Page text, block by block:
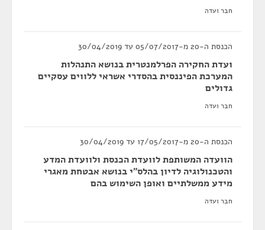
חבר ועדה
הכנסת ה-20 מ-05/07/2017 עד 30/04/2019
ועדת החקירה הפרלמנטרית בנושא התנהלות
המערכת הפיננסית בהסדרי אשראי ללווים עסקיים
גדולים
חבר ועדה
הכנסת ה-20 מ-17/05/2017 עד 30/04/2019
הוועדה המשותפת לוועדת הכנסת ולוועדת המדע
והטכנולוגיה לדיון בהלס"י בנושא אבטחת מאגרי
מידע ממשלתיים ואופן השימוש בהם
חבר ועדה